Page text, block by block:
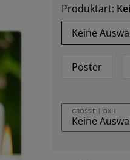
Produktart:
Keine
Poster
GRÖSSE | BXH